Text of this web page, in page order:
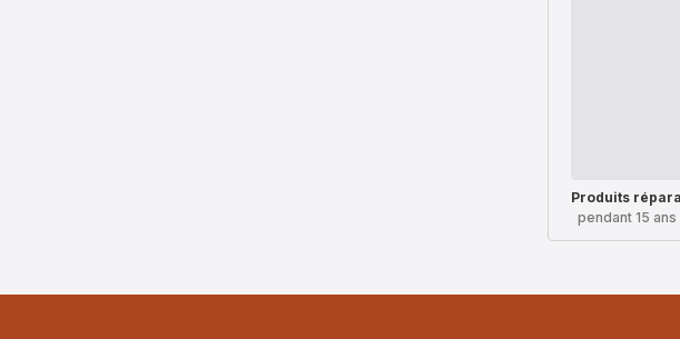
Produits
pendant 15 ans